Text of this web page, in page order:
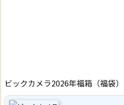
ビックカメラ2026年福箱（福袋